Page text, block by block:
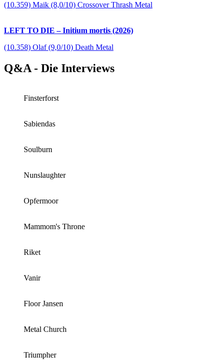
(10.359) Maik (8,0/10) Crossover Thrash Metal
LEFT TO DIE – Initium mortis (2026)
(10.358) Olaf (9,0/10) Death Metal
Q&A - Die Interviews
Finsterforst
Sabiendas
Soulburn
Nunslaughter
Opfermoor
Mammom's Throne
Riket
Vanir
Floor Jansen
Metal Church
Triumpher